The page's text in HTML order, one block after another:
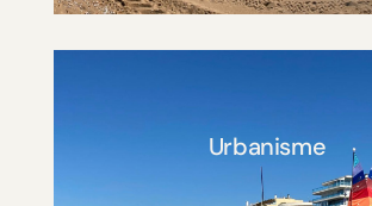
Urbanisme